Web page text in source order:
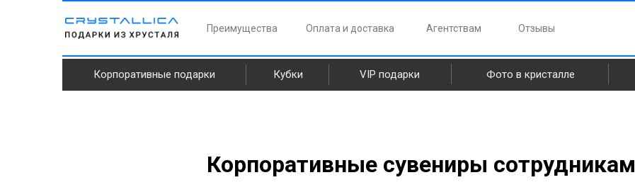
Преимущества Отзывы
Агентствам
Оплата и доставка
Корпоративные подарки Кубки VIP подарки Фото в кристалле
Корпоративные сувениры сотрудникам